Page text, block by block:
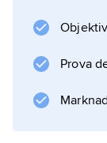
Heimdal
1930 av
Prova